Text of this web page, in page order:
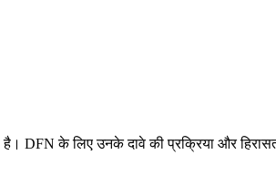
के लिए उनके दावे की प्रक्रिया और हिरासत